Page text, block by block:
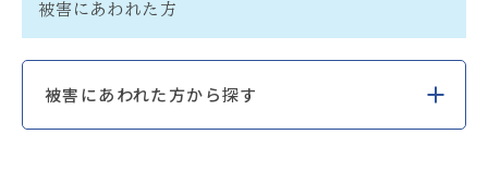
被害にあわれた方
被害にあわれた方から探す